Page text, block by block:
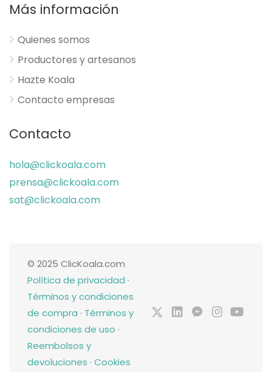
Más información
Quienes somos
Productores y artesanos
Hazte Koala
Contacto empresas
Contacto
hola@clickoala.com
prensa@clickoala.com
sat@clickoala.com
© 2025 ClicKoala.com
Política de privacidad ·
Términos y condiciones
de compra · Términos y
condiciones de uso ·
Reembolsos y
devoluciones · Cookies